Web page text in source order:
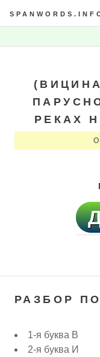
РЕКАХ
РАЗБОР
1-я буква В
2-я буква И